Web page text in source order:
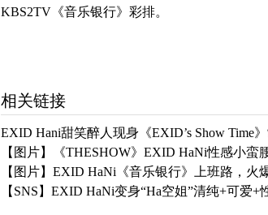
KBS2TV《音乐银行》彩排。
相关链接
EXID Hani甜笑醉人现身《EXID’s Show Time
【图片】《THESHOW》EXID HaNi性感小蛮
【图片】EXID HaNi《音乐银行》上班路，火
【SNS】EXID HaNi变身“Ha空姐”清纯+可爱+